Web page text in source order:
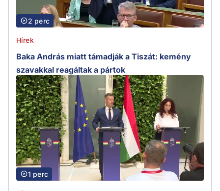
2 perc
Hírek
Baka András miatt támadják a Tiszát: kemény
szavakkal reagáltak a pártok
1 perc